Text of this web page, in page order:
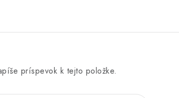
príspevok k tejto položke.